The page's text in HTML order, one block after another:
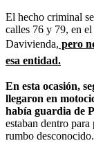
El hecho criminal
calles 76 y 79, en
Davivienda, pero
esa entidad.
En esta ocasión,
llegaron en
había guardia de
estaban dentro
rumbo desconocido.